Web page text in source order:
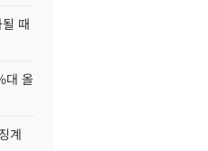
때
대 올
계